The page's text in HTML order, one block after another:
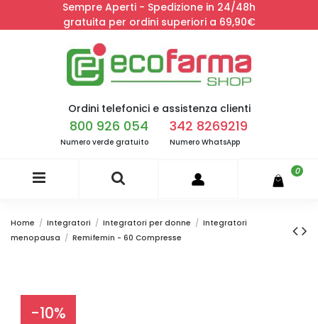
Sempre Aperti - Spedizione in 24/48h
gratuita per ordini superiori a 69,90€
Ordini telefonici e assistenza clienti
800 926 054
Numero verde gratuito
342 8269219
Numero WhatsApp
0
Home Integratori Integratori per donne
Integratori
menopausa
Remifemin - 60 Compresse
-10%